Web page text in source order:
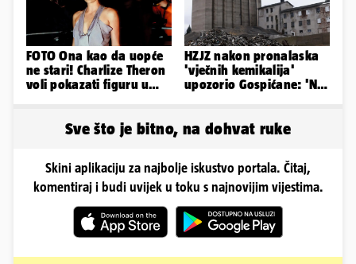
FOTO Ona kao da uopće
ne stari! Charlize Theron
voli pokazati figuru u
HZJZ nakon pronalaska
'vječnih kemikalija'
upozorio Gospićane: 'Ne
Sve što je bitno, na dohvat ruke
Skini aplikaciju za najbolje iskustvo portala. Čitaj,
komentiraj i budi uvijek u toku s najnovijim vijestima.